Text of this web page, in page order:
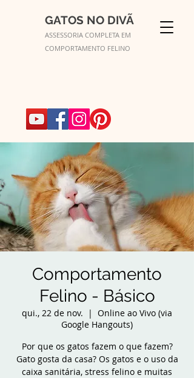
GATOS NO DIVÃ
ASSESSORIA COMPLETA EM
COMPORTAMENTO FELINO
Comportamento
Felino - Básico
qui., 22 de nov.
  |
Online ao Vivo (via
Google Hangouts)
Por que os gatos fazem o que fazem?
Gato gosta da casa? Os gatos e o uso da
caixa sanitária, stress felino e muitas